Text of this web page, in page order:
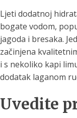
Ljeti dodatnoj
bogate vodom,
jagoda i bresaka.
začinjena
i s nekoliko kapi
dodatak laganom
Uvedite